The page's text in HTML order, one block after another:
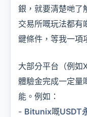
銀，就要清楚哋了
交易所嘅玩法都有
鍵條件，等我一項
大部分平台（例如
體驗金完成一定量
能。例如：
- Bitunix嘅USDT